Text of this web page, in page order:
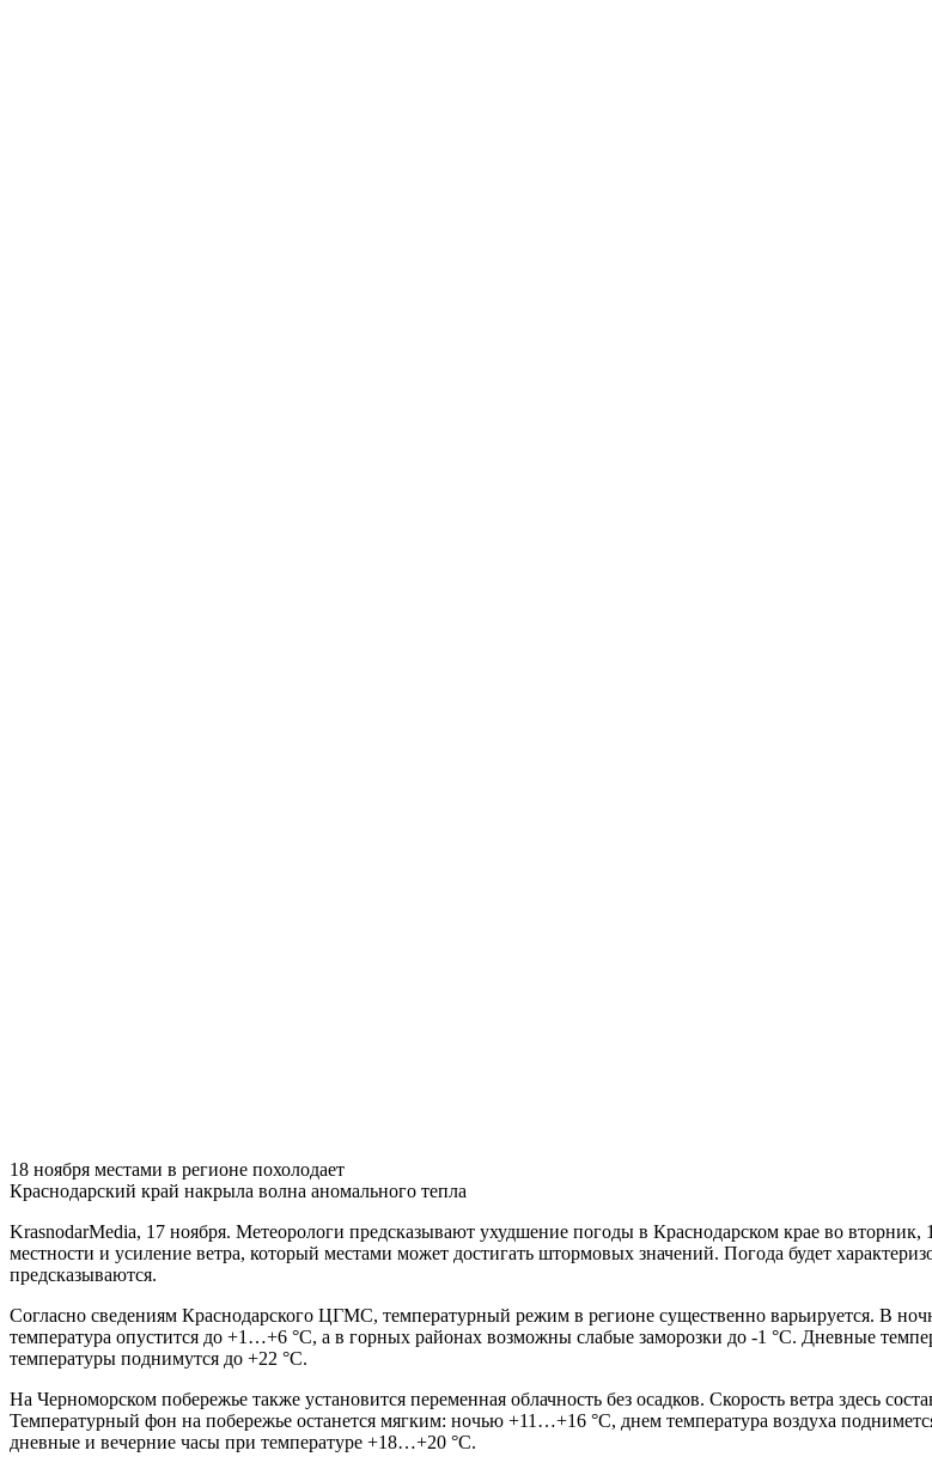
18 ноября местами в регионе похолодает
Краснодарский край накрыла волна аномального тепла
KrasnodarMedia, 17 ноября. Метеорологи предсказывают ухудшение погоды в Краснодарском крае во
местности и усиление ветра, который местами может достигать штормовых значений. Погода будет
предсказываются.
Согласно сведениям Краснодарского ЦГМС, температурный режим в регионе существенно варьируется. В
температура опустится до +1…+6 °С, а в горных районах возможны слабые заморозки до -1 °С. Дневные
температуры поднимутся до +22 °С.
На Черноморском побережье также установится переменная облачность без осадков. Скорость ветра здесь
Температурный фон на побережье останется мягким: ночью +11…+16 °С, днем температура воздуха
дневные и вечерние часы при температуре +18…+20 °С.